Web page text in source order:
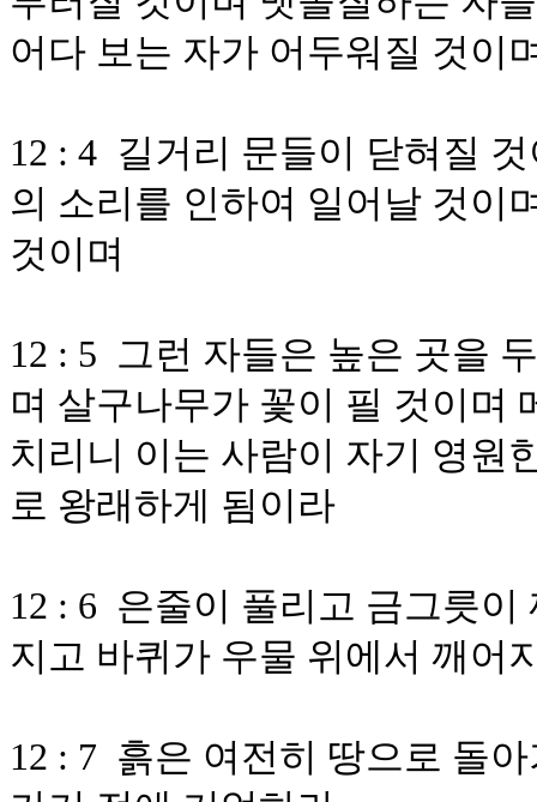
어다 보는 자가 어두워질 것이
12 : 4 길거리 문들이 닫혀질
의 소리를 인하여 일어날 것이
것이며
12 : 5 그런 자들은 높은 곳을
며 살구나무가 꽃이 필 것이며
치리니 이는 사람이 자기 영원
로 왕래하게 됨이라
12 : 6 은줄이 풀리고 금그릇
지고 바퀴가 우물 위에서 깨어
12 : 7 흙은 여전히 땅으로 돌